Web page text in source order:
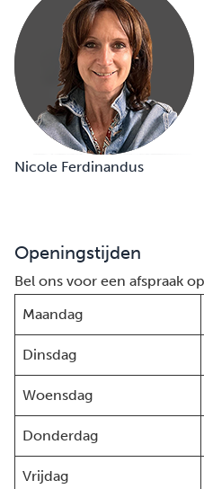
Nicole Ferdinandus
Openingstijden
Bel ons voor een afspraak
Maandag
Dinsdag
Woensdag
Donderdag
Vrijdag